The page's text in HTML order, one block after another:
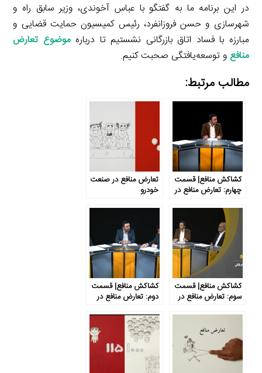
در این برنامه ما به گفتگو با عباس آخوندی، وزیر سابق راه و
شهرسازی و حسن فروزانفرد، رئیس کمیسیون حمایت قضایی و
مبارزه با فساد اتاق بازرگانی نشستیم تا دربارهموضوع تعارض
منافع و توسعه‌یافتگی صحبت کنیم.
مطالب مرتبط:
کشاکش منافع| قسمت
چهارم: تعارض منافع در
تعارض منافع در صنعت
خودرو
کشاکش منافع| قسمت
سوم: تعارض منافع در
کشاکش منافع| قسمت
دوم: تعارض منافع در